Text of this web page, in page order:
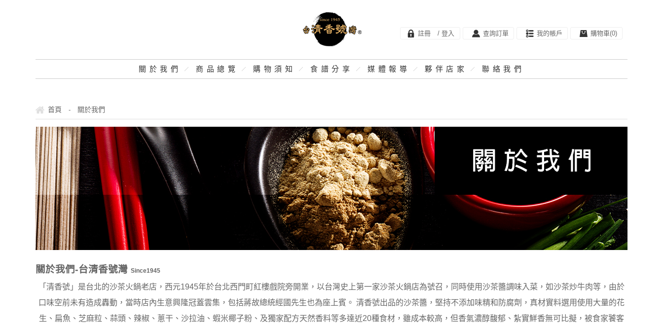
關於我們 商品總覽 購物須知 食譜分享 媒體報導 夥伴店家 聯絡我們
購物車(0)
我的帳戶
查詢訂單
註冊 / 登入
首頁 - 關於我們
關於我們-台清香號灣 Since1945
「清香號」是台北的沙茶火鍋老店，西元1945年於台北西門町紅樓戲院旁開業，以台灣史上第一家沙茶火鍋店為號召，同時使用沙茶醬調味入菜，如沙茶炒牛肉等，由於
口味空前未有造成轟動，當時店內生意興隆冠蓋雲集，包括蔣故總統經國先生也為座上賓。 清香號出品的沙茶醬，堅持不添加味精和防腐劑，真材實料選用使用大量的花
生、扁魚、芝麻粒、蒜頭、辣椒、蔥干、沙拉油、蝦米椰子粉、及獨家配方天然香料等多達近20種食材，雖成本較高，但香氣濃醇馥郁、紮實鮮香無可比擬，被食家饕客